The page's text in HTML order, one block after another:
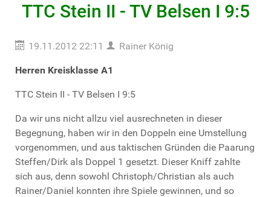
TTC Stein II - TV Belsen I 9:5
19.11.2012 22:11 Rainer König
Herren Kreisklasse A1
TTC Stein II - TV Belsen I 9:5
Da wir uns nicht allzu viel ausrechneten in dieser
Begegnung, haben wir in den Doppeln eine Umstellung
vorgenommen, und aus taktischen Gründen die Paarung
Steffen/Dirk als Doppel 1 gesetzt. Dieser Kniff zahlte
sich aus, denn sowohl Christoph/Christian als auch
Rainer/Daniel konnten ihre Spiele gewinnen, und so